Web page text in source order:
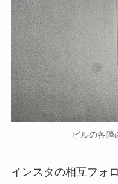
ビルの各階
インスタの相互フォ